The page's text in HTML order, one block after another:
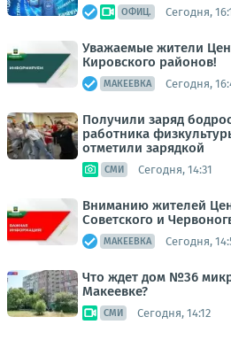
ОФИЦ. Сегодня,
Уважаемые жители
Кировского районов!
МАКЕЕВКА Сегодня,
Получили заряд
работника
отметили зарядкой
СМИ Сегодня, 14:31
Вниманию жителей
Советского и
МАКЕЕВКА Сегодня,
Что ждет дом №36
Макеевке?
СМИ Сегодня, 14:12